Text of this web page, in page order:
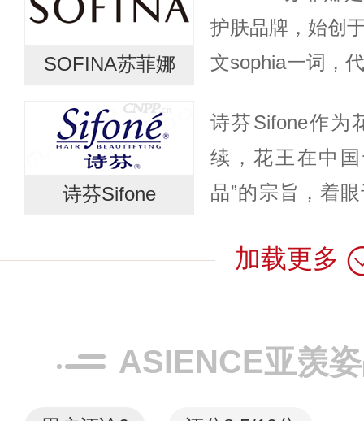
SOFINA苏菲娜
护肤品牌，始创
文sophia一词，
「real beauty」
诗芬Sifone
诗芬Sifone作为
续，花王在中
品”的宗旨，着
经过多年的诚信
加载更多
ASIENCE亚羡